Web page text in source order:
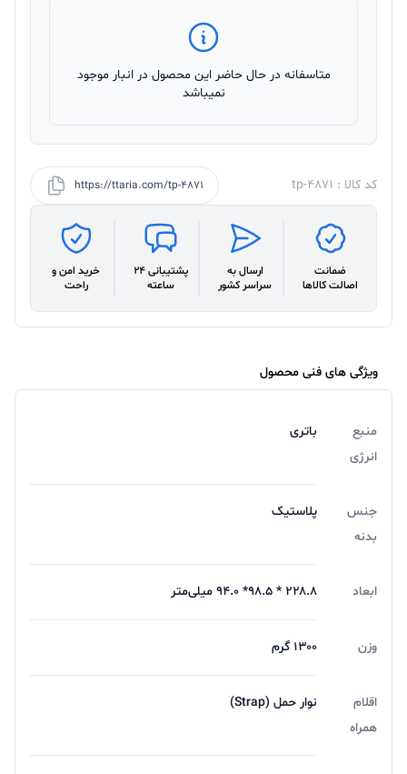
متاسفانه در حال حاضر این محصول در انبار موجود
نمیباشد
کد کالا : tp-4871 https://ttaria.com/tp-4871
ضمانت
اصالت کالاها
ارسال به
سراسر کشور
پشتیبانی 24
ساعته
خرید امن و
راحت
ویژگی های فنی محصول
منبع
انرژی
باتری
جنس
بدنه
پلاستیک
ابعاد ۲۲۸.۸ * ۹۸.۵* ۹۴.۰ میلی‌متر
وزن ۱۳۰۰ گرم
اقلام
همراه
نوار حمل (Strap)